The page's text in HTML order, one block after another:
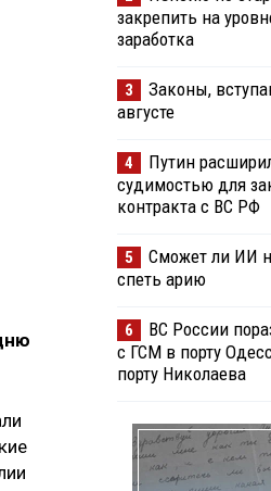
закрепить на
заработка
3
Законы,
августе
4
Путин
судимостью для
контракта с ВС РФ
5
Сможет ли ИИ
спеть арию
6
ВС России
с ГСМ в порту
порту Николаева